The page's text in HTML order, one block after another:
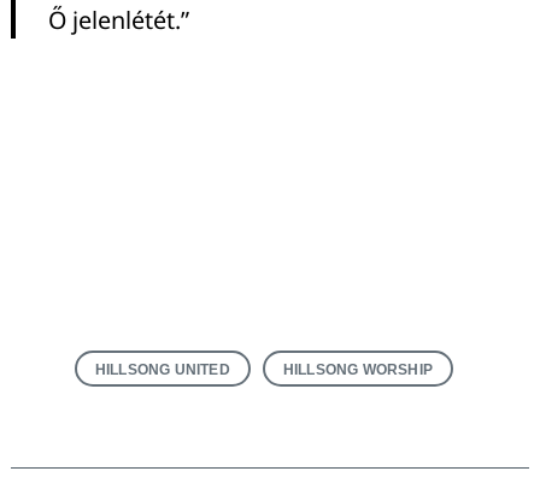
Ő jelenlétét.”
HILLSONG UNITED HILLSONG WORSHIP